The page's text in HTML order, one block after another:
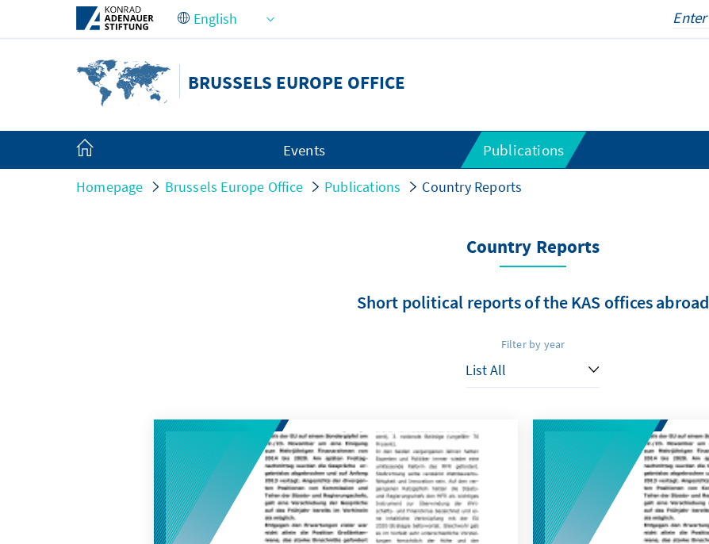
Skip to Main Content
BRUSSELS EUROPE OFFICE
Events Publications
Homepage Brussels Europe Office Publications Country Reports
Country Reports
Short political reports of the KAS offices abroad
Filter by year